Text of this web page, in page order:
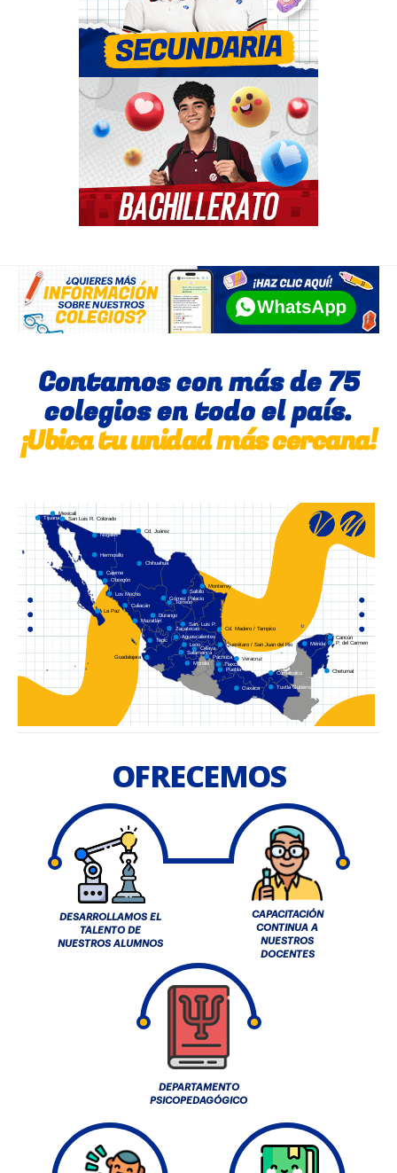
Contamos con más de 75
colegios en todo el país.
¡Ubica tu unidad más cercana!
Mazatlán
Tlaxcala
Culiacán
Aguascalientes
Monterrey
Los Mochis
Cancún
P. del Carmen
Celaya
Chihuahua
Cd. Madero / Tampico
Comalcalco
Durango
Gómez Palacio
Hermosillo
Cd. Juárez
La Paz
León
Salamanca
Mérida
Mexicali
Morelia
Nogales
Oaxaca
Obregón
Cajeme
Chetumal
Pachuca
Puebla
Querétaro / San Juan del Rio
Saltillo
San Luis R. Colorado
San. Luis P.
Zacatecas
Tepic
Tijuana
Guadalajara
Torreón
Tuxtla Gutiérrez
Veracruz
OFRECEMOS
DESARROLLAMOS EL
TALENTO DE
NUESTROS ALUMNOS
CAPACITACIÓN
CONTINUA A
NUESTROS
DOCENTES
DEPARTAMENTO
PSICOPEDAGÓGICO